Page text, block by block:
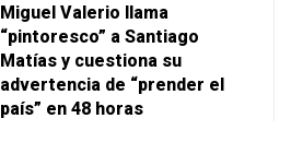
Miguel Valerio llama
“pintoresco” a Santiago
Matías y cuestiona su
advertencia de “prender el
país” en 48 horas